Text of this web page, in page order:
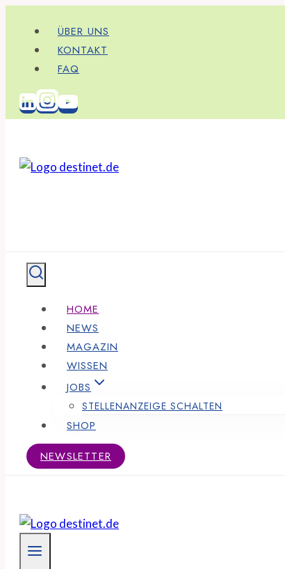
springen
ÜBER UNS
KONTAKT
FAQ
HOME
NEWS
MAGAZIN
WISSEN
JOBS
STELLENANZEIGE SCHALTEN
SHOP
NEWSLETTER